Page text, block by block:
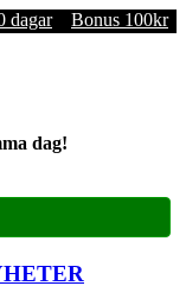
dagar Bonus 100kr
dag!